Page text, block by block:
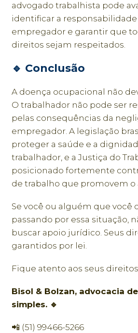
advogado trabalhista pode
identificar a
empregador e garantir que
direitos sejam respeitados.
🔹 Conclusão
A doença ocupacional não
O trabalhador não pode ser
pelas consequências da
empregador. A legislação
proteger a saúde e a
trabalhador, e a Justiça do
posicionado fortemente
de trabalho que promovem
Se você ou alguém que você
passando por essa situação,
buscar apoio jurídico. Seus
garantidos por lei.
Fique atento aos seus
Bisol & Bolzan, advocacia
simples. 🔹
📲 (51) 99466-5266